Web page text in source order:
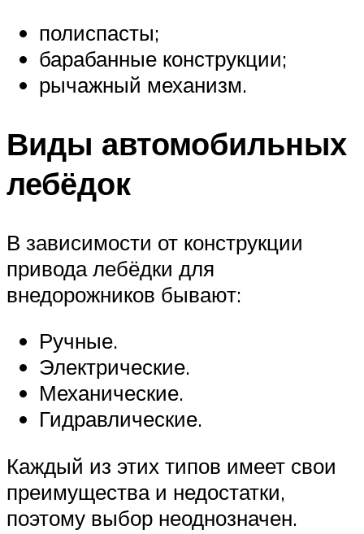
полиспасты;
барабанные конструкции;
рычажный механизм.
Виды автомобильных
лебёдок
В зависимости от конструкции
привода лебёдки для
внедорожников бывают:
Ручные.
Электрические.
Механические.
Гидравлические.
Каждый из этих типов имеет свои
преимущества и недостатки,
поэтому выбор неоднозначен.